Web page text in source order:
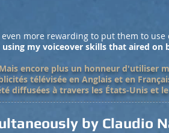
more rewarding to put them to
my voiceover skills that aired
encore plus un honneur d'utiliser
télévisée en Anglais et en
diffusées à travers les États-Unis et le
by Claudio